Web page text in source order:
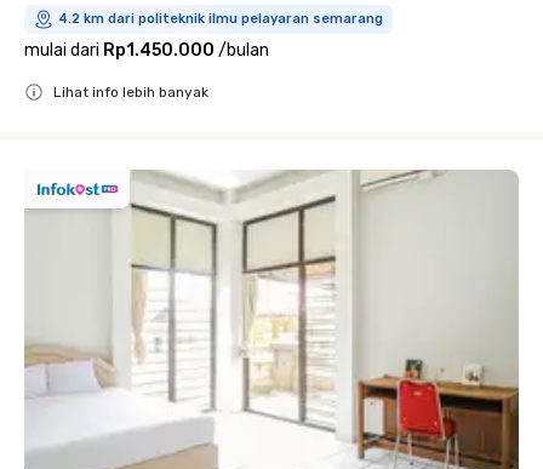
4.2 km dari politeknik ilmu pelayaran semarang
mulai dari Rp1.450.000 /bulan
Lihat info lebih banyak